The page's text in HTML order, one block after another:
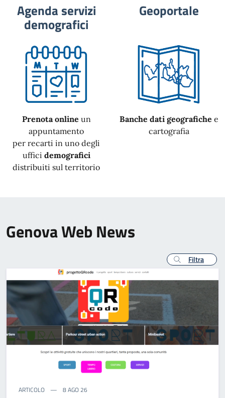
Agenda servizi
demografici
Prenota online un
appuntamento
per recarti in uno degli
uffici demografici
distribuiti sul territorio
Geoportale
Banche dati geografiche e
cartografia
Genova Web News
Filtra
ARTICOLO 8 AGO 26